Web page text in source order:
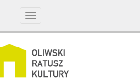
Toggle